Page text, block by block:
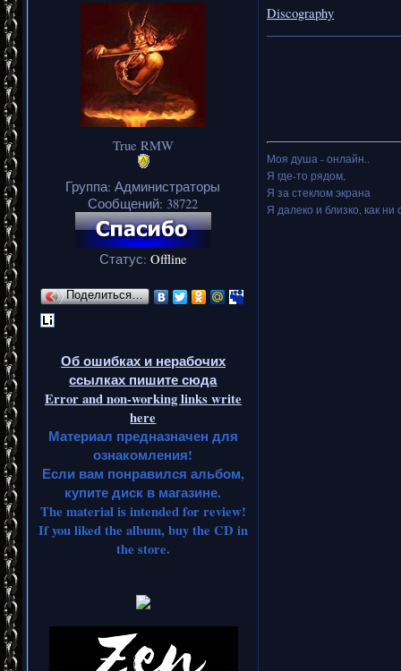
True RMW
Группа: Администраторы
Сообщений: 38722
Статус: Offline
Поделиться…
Об ошибках и нерабочих
ссылках пишите сюда
Error and non-working links write
here
Материал предназначен для
ознакомления!
Если вам понравился альбом,
купите диск в магазине.
The material is intended for review!
If you liked the album, buy the CD in
the store.
Discography
Моя душа - онлайн..
Я где-то рядом,
Я за стеклом экрана
Я далеко и близко, как ни